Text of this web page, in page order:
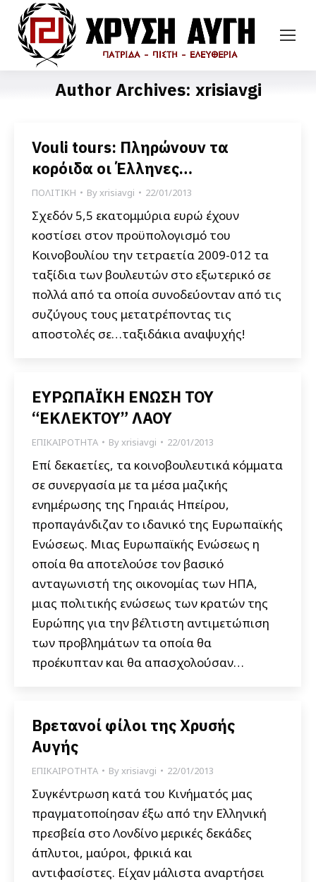
Author Archives: xrisiavgi
Vouli tours: Πληρώνουν τα
κορόιδα οι Έλληνες…
ΠΟΛΙΤΙΚΗ Byxrisiavgi 22/01/2013
Σχεδόν 5,5 εκατομμύρια ευρώ έχουν
κοστίσει στον προϋπολογισμό του
Κοινοβουλίου την τετραετία 2009-012 τα
ταξίδια των βουλευτών στο εξωτερικό σε
πολλά από τα οποία συνοδεύονταν από τις
συζύγους τους μετατρέποντας τις
αποστολές σε…ταξιδάκια αναψυχής!
ΕΥΡΩΠΑΪΚΗ ΕΝΩΣΗ ΤΟΥ
“ΕΚΛΕΚΤΟΥ” ΛΑΟΥ
ΕΠΙΚΑΙΡΟΤΗΤΑ Byxrisiavgi 22/01/2013
Επί δεκαετίες, τα κοινοβουλευτικά κόμματα
σε συνεργασία με τα μέσα μαζικής
ενημέρωσης της Γηραιάς Ηπείρου,
προπαγάνδιζαν το ιδανικό της Ευρωπαϊκής
Ενώσεως. Μιας Ευρωπαϊκής Ενώσεως η
οποία θα αποτελούσε τον βασικό
ανταγωνιστή της οικονομίας των ΗΠΑ,
μιας πολιτικής ενώσεως των κρατών της
Ευρώπης για την βέλτιστη αντιμετώπιση
των προβλημάτων τα οποία θα
προέκυπταν και θα απασχολούσαν…
Βρετανοί φίλοι της Χρυσής
Αυγής
ΕΠΙΚΑΙΡΟΤΗΤΑ Byxrisiavgi 22/01/2013
Συγκέντρωση κατά του Κινήματός μας
πραγματοποίησαν έξω από την Ελληνική
πρεσβεία στο Λονδίνο μερικές δεκάδες
άπλυτοι, μαύροι, φρικιά και
αντιφασίστες. Είχαν μάλιστα αναρτήσει